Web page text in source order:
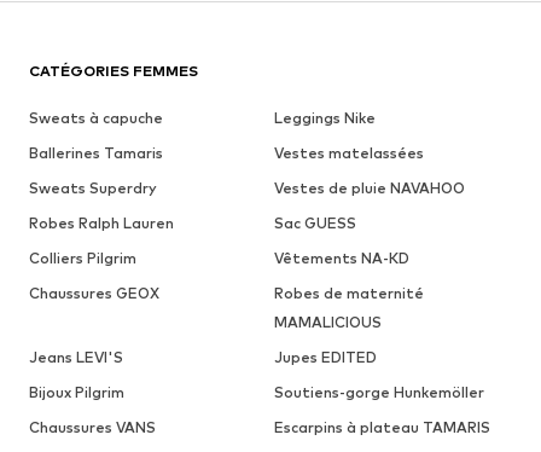
CATÉGORIES FEMMES
Sweats à capuche
Leggings Nike
Ballerines Tamaris
Vestes matelassées
Sweats Superdry
Vestes de pluie NAVAHOO
Robes Ralph Lauren
Sac GUESS
Colliers Pilgrim
Vêtements NA-KD
Chaussures GEOX
Robes de maternité
MAMALICIOUS
Jeans LEVI'S
Jupes EDITED
Bijoux Pilgrim
Soutiens-gorge Hunkemöller
Chaussures VANS
Escarpins à plateau TAMARIS